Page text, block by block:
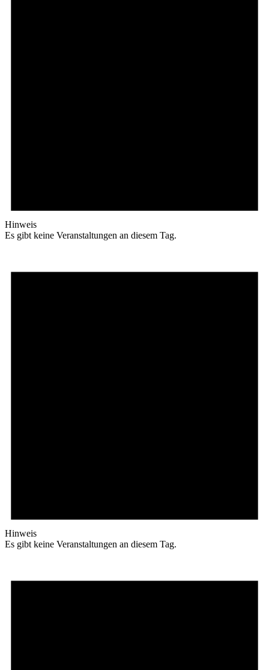
Hinweis
Es gibt keine Veranstaltungen an diesem Tag.
Hinweis
Es gibt keine Veranstaltungen an diesem Tag.